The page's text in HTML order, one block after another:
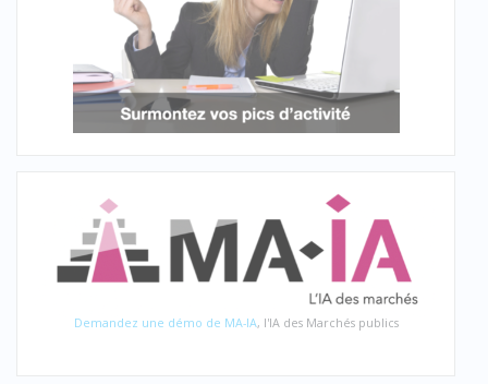
Demandez une démo de MA-IA, l'IA des Marchés publics